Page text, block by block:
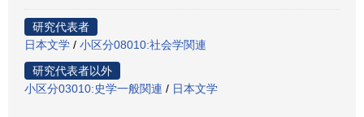
研究代表者
日本文学 / 小区分08010:社会学関連
研究代表者以外
小区分03010:史学一般関連 / 日本文学